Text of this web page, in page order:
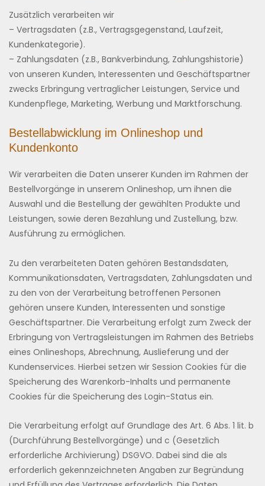
Zusätzlich verarbeiten wir
– Vertragsdaten (z.B., Vertragsgegenstand, Laufzeit,
Kundenkategorie).
– Zahlungsdaten (z.B., Bankverbindung, Zahlungshistorie)
von unseren Kunden, Interessenten und Geschäftspartner
zwecks Erbringung vertraglicher Leistungen, Service und
Kundenpflege, Marketing, Werbung und Marktforschung.
Bestellabwicklung im Onlineshop und
Kundenkonto
Wir verarbeiten die Daten unserer Kunden im Rahmen der
Bestellvorgänge in unserem Onlineshop, um ihnen die
Auswahl und die Bestellung der gewählten Produkte und
Leistungen, sowie deren Bezahlung und Zustellung, bzw.
Ausführung zu ermöglichen.
Zu den verarbeiteten Daten gehören Bestandsdaten,
Kommunikationsdaten, Vertragsdaten, Zahlungsdaten und
zu den von der Verarbeitung betroffenen Personen
gehören unsere Kunden, Interessenten und sonstige
Geschäftspartner. Die Verarbeitung erfolgt zum Zweck der
Erbringung von Vertragsleistungen im Rahmen des Betriebs
eines Onlineshops, Abrechnung, Auslieferung und der
Kundenservices. Hierbei setzen wir Session Cookies für die
Speicherung des Warenkorb-Inhalts und permanente
Cookies für die Speicherung des Login-Status ein.
Die Verarbeitung erfolgt auf Grundlage des Art. 6 Abs. 1 lit. b
(Durchführung Bestellvorgänge) und c (Gesetzlich
erforderliche Archivierung) DSGVO. Dabei sind die als
erforderlich gekennzeichneten Angaben zur Begründung